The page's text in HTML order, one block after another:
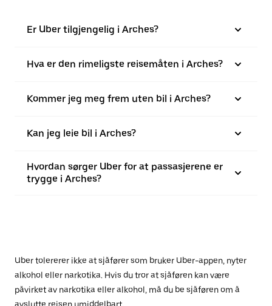
Er Uber tilgjengelig i Arches?
Hva er den rimeligste reisemåten i Arches?
Kommer jeg meg frem uten bil i Arches?
Kan jeg leie bil i Arches?
Hvordan sørger Uber for at passasjerene er
trygge i Arches?
Uber tolererer ikke at sjåfører som bruker Uber-appen, nyter
alkohol eller narkotika. Hvis du tror at sjåføren kan være
påvirket av narkotika eller alkohol, må du be sjåføren om å